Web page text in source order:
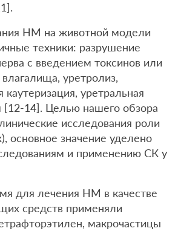
НМ на животной модели
техники: разрушение
с введением токсинов или
уретролиз,
каутеризация, уретральная
[12-14]. Целью нашего обзора
исследования роли
основное значение уделено
и применению СК у
для лечения НМ в качестве
средств применяли
макрочастицы